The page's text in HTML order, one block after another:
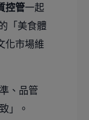
控管一起
「美食體
化市場維
、品管
」。